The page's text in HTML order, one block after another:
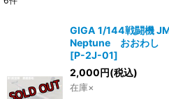
並び順:
GIGA 1/144戦闘機
Neptune おおわし
[P-2J-01]
2,000円(税込)
在庫×